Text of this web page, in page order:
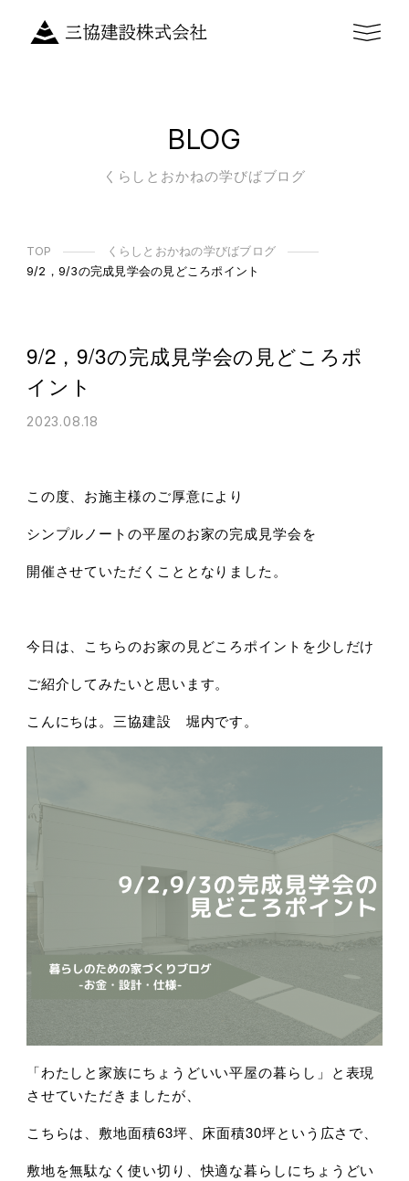
BLOG
くらしとおかねの学びばブログ
TOP
くらしとおかねの学びばブログ
9/2，9/3の完成見学会の見どころポイント
9/2，9/3の完成見学会の見どころポ
イント
2023.08.18
この度、お施主様のご厚意により
シンプルノートの平屋のお家の完成見学会を
開催させていただくこととなりました。
今日は、こちらのお家の見どころポイントを少しだけ
ご紹介してみたいと思います。
こんにちは。三協建設 堀内です。
「わたしと家族にちょうどいい平屋の暮らし」と表現
させていただきましたが、
こちらは、敷地面積63坪、床面積30坪という広さで、
敷地を無駄なく使い切り、快適な暮らしにちょうどい